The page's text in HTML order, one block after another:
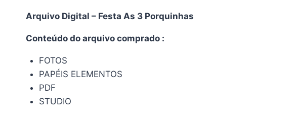
Arquivo Digital – Festa As 3 Porquinhas
Conteúdo do arquivo comprado :
FOTOS
PAPÉIS ELEMENTOS
PDF
STUDIO